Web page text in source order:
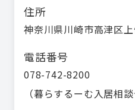
住所
神奈川県川崎市高津区
電話番号
078-742-8200
（暮らするーむ入居相